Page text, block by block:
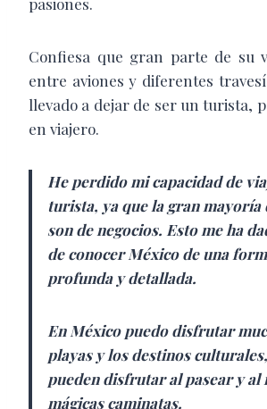
Confiesa que gran parte de su
entre aviones y diferentes
llevado a dejar de ser un turista,
en viajero.
He perdido mi capacidad de
turista, ya que la gran mayoría
son de negocios. Esto me ha
de conocer México de una
profunda y detallada.
En México puedo disfrutar
playas y los destinos
pueden disfrutar al pasear y
mágicas caminatas.